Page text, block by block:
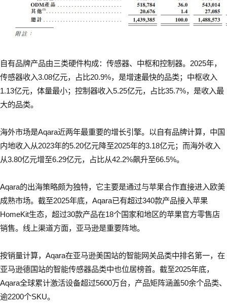
自有品牌产品由三类硬件构成：传感器、中枢和控制器。2025年，
传感器收入3.08亿元，占比20.9%，是增速最快的品类；中枢收入
1.13亿元，体量最小；控制器收入5.25亿元，占比35.7%，是收入最
大的品类。
海外市场是Aqara近两年最重要的增长引擎。以自有品牌计算，中国
内地收入从2023年的5.20亿元降至2025年的3.18亿元；而海外收入
从3.80亿元增至6.29亿元，占比从42.2%飙升至66.5%。
Aqara的出海策略颇为独特，它主要是通过与苹果合作直接进入欧美
成熟市场。截至2025年底，Aqara已有超过340款产品接入苹果
HomeKit生态，超过30款产品在18个国家和地区的苹果官方零售店
销售。线上渠道方面，亚马逊是重要阵地。
按销量计算，Aqara在亚马逊美国站的智能网关品类中排名第一，在
亚马逊德国站的智能传感器品类中也位居榜首。截至2025年底，
Aqara全球累计激活设备超过5600万台，产品矩阵涵盖50余个品类、
逾2200个SKU。